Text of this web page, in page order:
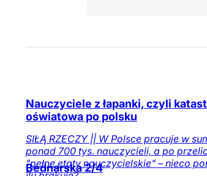
Nauczyciele z łapanki, czyli
oświatowa po polsku
SIŁĄ RZECZY || W Polsce pracuje w
ponad 700 tys. nauczycieli, a po
"pełne etaty nauczycielskie" – nieco
Bednarska 2/4